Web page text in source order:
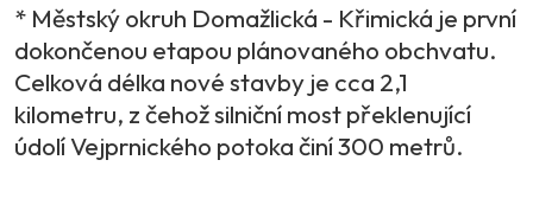
* Městský okruh Domažlická - Křimická je první
dokončenou etapou plánovaného obchvatu.
Celková délka nové stavby je cca 2,1
kilometru, z čehož silniční most překlenující
údolí Vejprnického potoka činí 300 metrů.